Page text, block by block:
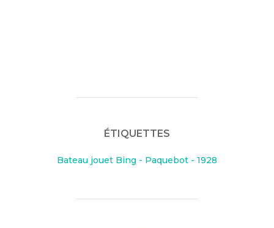
ÉTIQUETTES
Bateau jouet Bing - Paquebot - 1928